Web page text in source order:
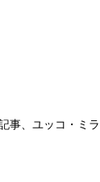
事、ユッコ・ミ